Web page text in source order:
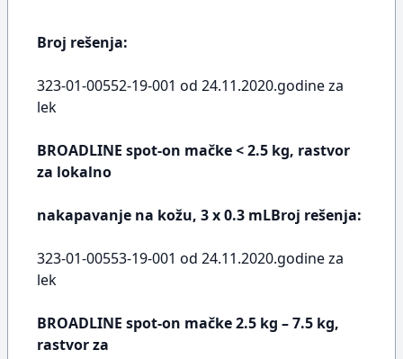
Broj rešenja:
323-01-00552-19-001 od 24.11.2020.godine za
lek
BROADLINE spot-on mačke < 2.5 kg, rastvor
za lokalno
nakapavanje na kožu, 3 x 0.3 mLBroj rešenja:
323-01-00553-19-001 od 24.11.2020.godine za
lek
BROADLINE spot-on mačke 2.5 kg – 7.5 kg,
rastvor za